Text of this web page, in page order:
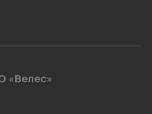
«Велес»